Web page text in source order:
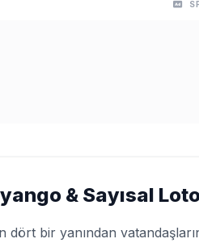
& Sayısal
dört bir yanından